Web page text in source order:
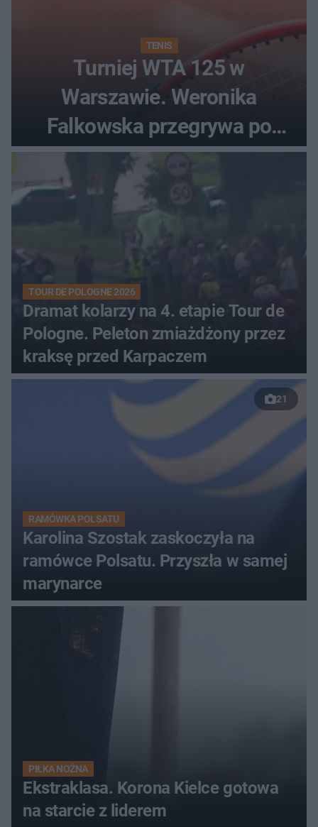
TENIS
Turniej WTA 125 w
Warszawie. Weronika
Falkowska przegrywa po
zaciętym boju
TOUR DE POLOGNE 2026
Dramat kolarzy na 4. etapie Tour de
Pologne. Peleton zmiażdżony przez
kraksę przed Karpaczem
21
RAMÓWKA POLSATU
Karolina Szostak zaskoczyła na
ramówce Polsatu. Przyszła w samej
marynarce
PIŁKA NOŻNA
Ekstraklasa. Korona Kielce gotowa
na starcie z liderem